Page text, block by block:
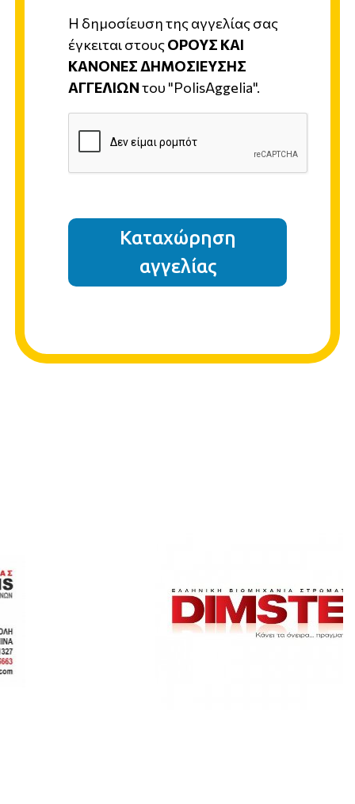
Η δημοσίευση της αγγελίας σας
έγκειται στουςΟΡΟΥΣ ΚΑΙ
ΚΑΝΟΝΕΣ ΔΗΜΟΣΙΕΥΣΗΣ
ΑΓΓΕΛΙΩΝτου "PolisAggelia".
Καταχώρηση
αγγελίας